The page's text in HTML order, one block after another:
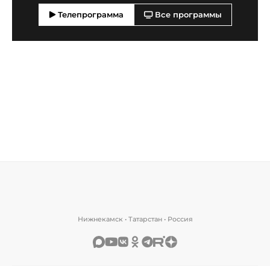
Телепрограмма Все программы
Нижнекамск • Татарстан • Россия